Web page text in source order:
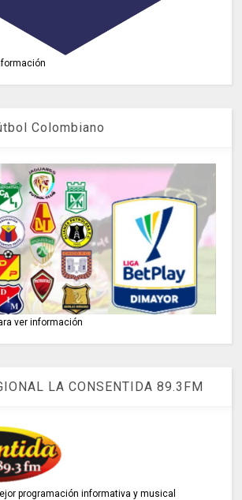
Colombiano
ver información
LA CONSENTIDA 89.3FM
programación informativa y musical